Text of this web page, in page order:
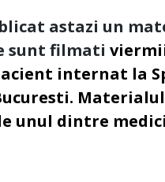
astazi un
sunt filmati
internat la
unul dintre